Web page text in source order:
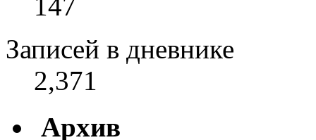
Записей в дневнике
2,371
Архив